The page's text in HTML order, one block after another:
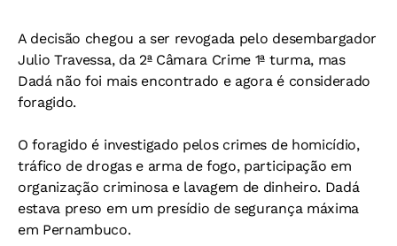
A decisão chegou a ser revogada pelo desembargador
Julio Travessa, da 2ª Câmara Crime 1ª turma, mas
Dadá não foi mais encontrado e agora é considerado
foragido.
O foragido é investigado pelos crimes de homicídio,
tráfico de drogas e arma de fogo, participação em
organização criminosa e lavagem de dinheiro. Dadá
estava preso em um presídio de segurança máxima
em Pernambuco.